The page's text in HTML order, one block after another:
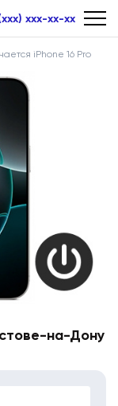
xxx-xx-xx
iPhone 16 Pro
на-Дону